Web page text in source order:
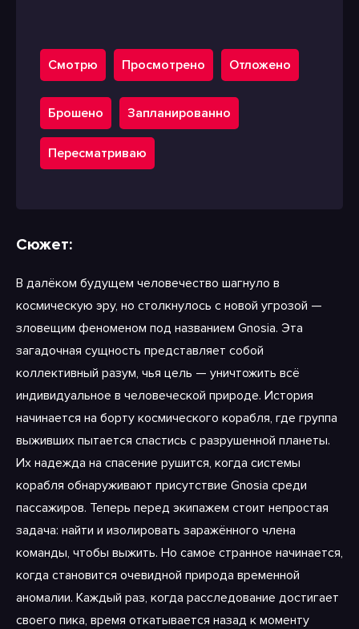
Смотрю Просмотрено Отложено
Брошено Запланированно
Пересматриваю
Сюжет:
В далёком будущем человечество шагнуло в
космическую эру, но столкнулось с новой угрозой —
зловещим феноменом под названием Gnosia. Эта
загадочная сущность представляет собой
коллективный разум, чья цель — уничтожить всё
индивидуальное в человеческой природе. История
начинается на борту космического корабля, где группа
выживших пытается спастись с разрушенной планеты.
Их надежда на спасение рушится, когда системы
корабля обнаруживают присутствие Gnosia среди
пассажиров. Теперь перед экипажем стоит непростая
задача: найти и изолировать заражённого члена
команды, чтобы выжить. Но самое странное начинается,
когда становится очевидной природа временной
аномалии. Каждый раз, когда расследование достигает
своего пика, время откатывается назад к моменту